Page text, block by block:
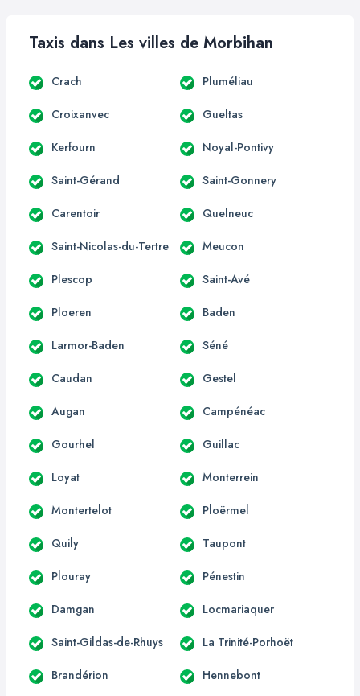
Taxis dans Les villes de Morbihan
Crach Pluméliau
Croixanvec Gueltas
Kerfourn Noyal-Pontivy
Saint-Gérand Saint-Gonnery
Carentoir Quelneuc
Saint-Nicolas-du-Tertre Meucon
Plescop Saint-Avé
Ploeren Baden
Larmor-Baden Séné
Caudan Gestel
Augan Campénéac
Gourhel Guillac
Loyat Monterrein
Montertelot Ploërmel
Quily Taupont
Plouray Pénestin
Damgan Locmariaquer
Saint-Gildas-de-Rhuys La Trinité-Porhoët
Brandérion Hennebont